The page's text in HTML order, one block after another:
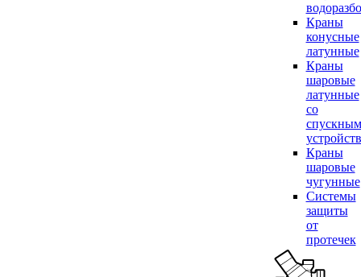
Краны
конусные
латунные
Краны
шаровые
латунные
со
спускным
Краны
шаровые
чугунные
Системы
защиты
от
протечек